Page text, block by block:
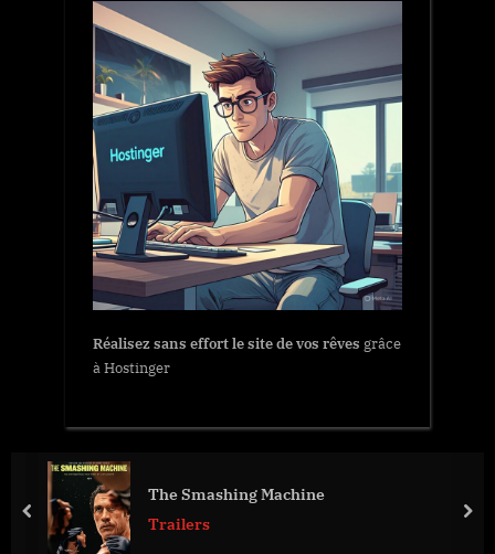
Réalisez sans effort le site de vos rêves grâce
à Hostinger
The Smashing Machine
Trailers
prev